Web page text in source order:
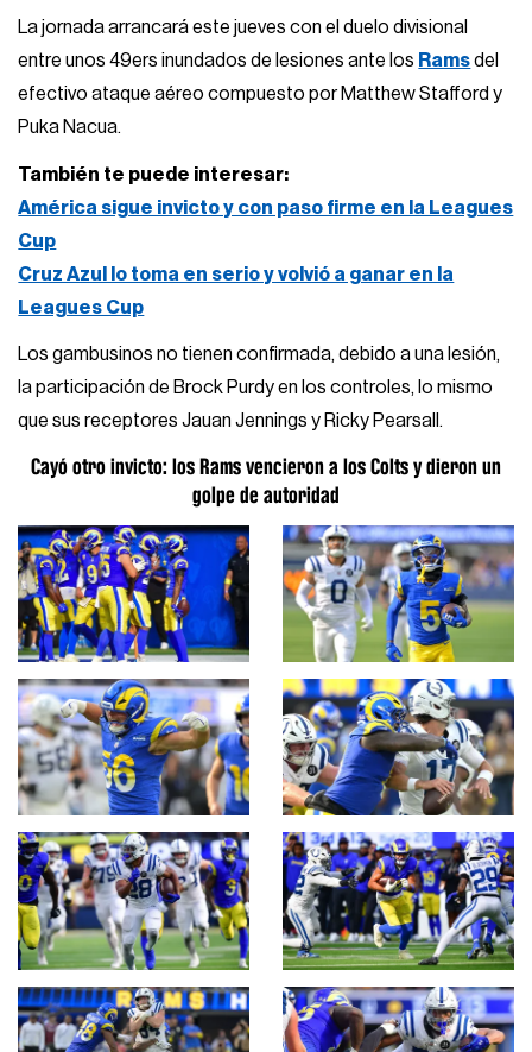
La jornada arrancará este jueves con el duelo divisional
entre unos 49ers inundados de lesiones ante los Ramsdel
efectivo ataque aéreo compuesto por Matthew Stafford y
Puka Nacua.
También te puede interesar:
América sigue invicto y con paso firme en la Leagues
Cup
Cruz Azul lo toma en serio y volvió a ganar en la
Leagues Cup
Los gambusinos no tienen confirmada, debido a una lesión,
la participación de Brock Purdy en los controles, lo mismo
que sus receptores Jauan Jennings y Ricky Pearsall.
Cayó otro invicto: los Rams vencieron a los Colts y dieron un
golpe de autoridad